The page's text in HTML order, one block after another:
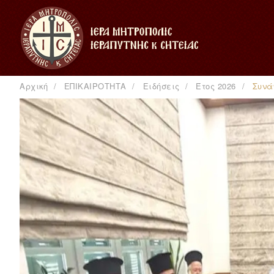
Αρχική ΕΠΙΚΑΙΡΟΤΗΤΑ Ειδήσεις Έτος 2026